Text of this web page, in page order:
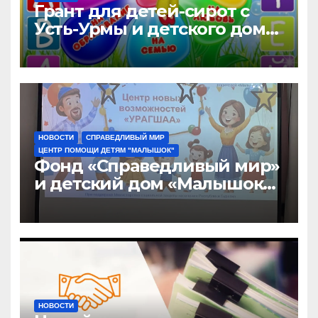
Грант для детей-сирот с
Усть-Урмы и детского дома
«Малышок»
НОВОСТИ
СПРАВЕДЛИВЫЙ МИР
ЦЕНТР ПОМОЩИ ДЕТЯМ "МАЛЫШОК"
Фонд «Справедливый мир»
и детский дом «Малышок»
открыли центр новых
возможностей «УРАГШАА»
НОВОСТИ